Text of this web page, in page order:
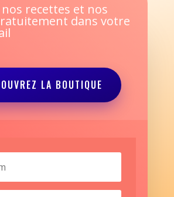
nos recettes et nos
dans votre
LA BOUTIQUE